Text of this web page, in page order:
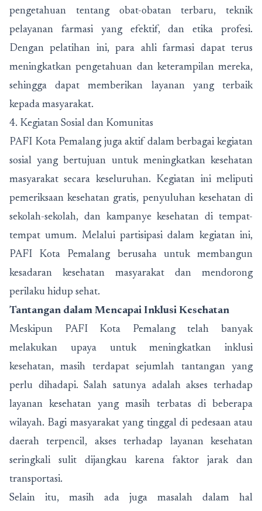
pengetahuan tentang obat-obatan terbaru, teknik
pelayanan farmasi yang efektif, dan etika profesi.
Dengan pelatihan ini, para ahli farmasi dapat terus
meningkatkan pengetahuan dan keterampilan mereka,
sehingga dapat memberikan layanan yang terbaik
kepada masyarakat.
4. Kegiatan Sosial dan Komunitas
PAFI Kota Pemalang juga aktif dalam berbagai kegiatan
sosial yang bertujuan untuk meningkatkan kesehatan
masyarakat secara keseluruhan. Kegiatan ini meliputi
pemeriksaan kesehatan gratis, penyuluhan kesehatan di
sekolah-sekolah, dan kampanye kesehatan di tempat-
tempat umum. Melalui partisipasi dalam kegiatan ini,
PAFI Kota Pemalang berusaha untuk membangun
kesadaran kesehatan masyarakat dan mendorong
perilaku hidup sehat.
Tantangan dalam Mencapai Inklusi Kesehatan
Meskipun PAFI Kota Pemalang telah banyak
melakukan upaya untuk meningkatkan inklusi
kesehatan, masih terdapat sejumlah tantangan yang
perlu dihadapi. Salah satunya adalah akses terhadap
layanan kesehatan yang masih terbatas di beberapa
wilayah. Bagi masyarakat yang tinggal di pedesaan atau
daerah terpencil, akses terhadap layanan kesehatan
seringkali sulit dijangkau karena faktor jarak dan
transportasi.
Selain itu, masih ada juga masalah dalam hal